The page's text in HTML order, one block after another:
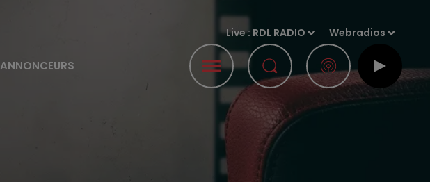
ANNONCEURS
Live : RDL RADIO Webradios